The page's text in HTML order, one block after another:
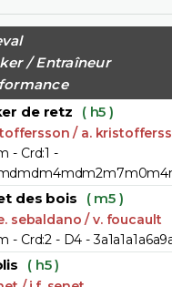
/ Entraîneur
de retz ( h5 )
/ a.
- Crd:1 -
des bois ( m5 )
sebaldano / v. foucault
- Crd:2 - D4 -
( h5 )